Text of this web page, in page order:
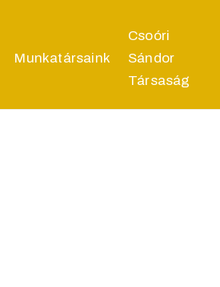
Munkatársaink
Csoóri
Sándor
Társaság